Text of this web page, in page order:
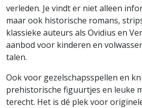
verleden. Je vindt er niet alleen
maar ook historische romans,
klassieke auteurs als Ovidius en
aanbod voor kinderen en
talen.
Ook voor gezelschapsspellen en
prehistorische figuurtjes en leuke
terecht. Het is dé plek voor